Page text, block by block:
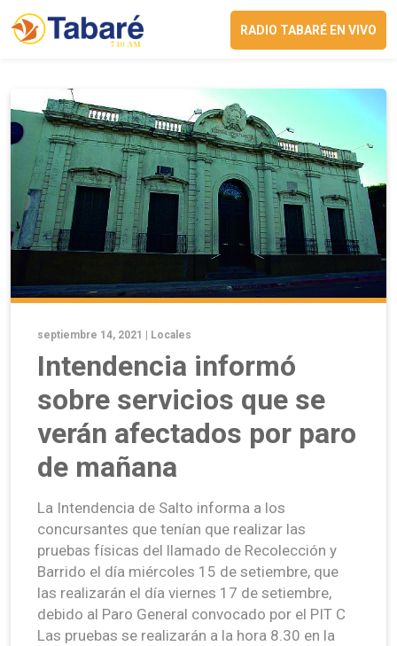
RADIO TABARÉ EN VIVO
septiembre 14, 2021 | Locales
Intendencia informó
sobre servicios que se
verán afectados por paro
de mañana
La Intendencia de Salto informa a los
concursantes que tenían que realizar las
pruebas físicas del llamado de Recolección y
Barrido el día miércoles 15 de setiembre, que
las realizarán el día viernes 17 de setiembre,
debido al Paro General convocado por el PIT C
Las pruebas se realizarán a la hora 8.30 en la